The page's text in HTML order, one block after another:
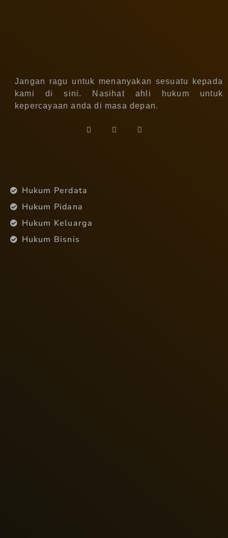
Jangan ragu untuk menanyakan sesuatu kepada
kami di sini. Nasihat ahli hukum untuk
kepercayaan anda di masa depan.
Hukum Perdata
Hukum Pidana
Hukum Keluarga
Hukum Bisnis